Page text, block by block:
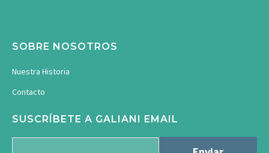
SOBRE NOSOTROS
Nuestra Historia
Contacto
SUSCRÍBETE A GALIANI EMAIL